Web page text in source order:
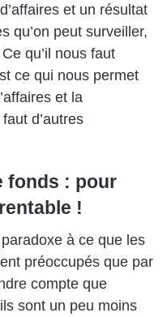
et un résultat
qu’on peut surveiller,
qu’il nous faut
ce qui nous permet
et la
d’autres
fonds : pour
!
à ce que les
préoccupés que par
compte que
sont un peu moins